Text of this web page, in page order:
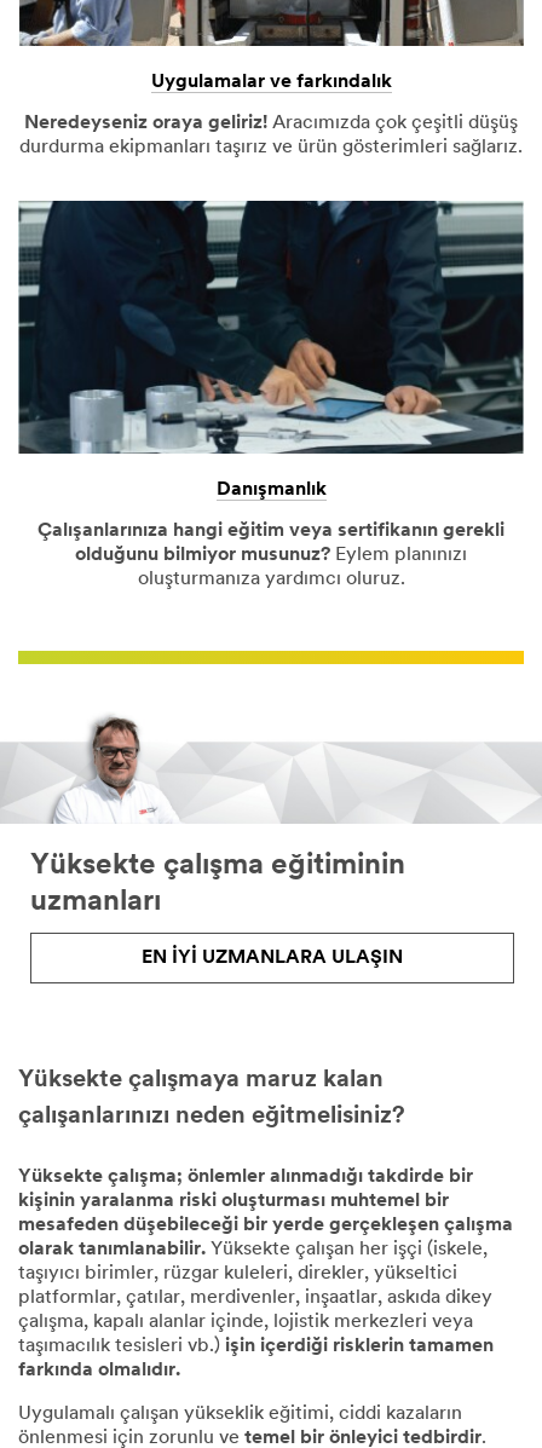
Uygulamalar ve farkındalık
Neredeyseniz oraya geliriz! Aracımızda çok çeşitli düşüş
durdurma ekipmanları taşırız ve ürün gösterimleri sağlarız.
Danışmanlık
Çalışanlarınıza hangi eğitim veya sertifikanın gerekli
olduğunu bilmiyor musunuz? Eylem planınızı
oluşturmanıza yardımcı oluruz.
Yüksekte çalışma eğitiminin
uzmanları
EN İYİ UZMANLARA ULAŞIN
Yüksekte çalışmaya maruz kalan
çalışanlarınızı neden eğitmelisiniz?
Yüksekte çalışma; önlemler alınmadığı takdirde bir
kişinin yaralanma riski oluşturması muhtemel bir
mesafeden düşebileceği bir yerde gerçekleşen çalışma
olarak tanımlanabilir. Yüksekte çalışan her işçi (iskele,
taşıyıcı birimler, rüzgar kuleleri, direkler, yükseltici
platformlar, çatılar, merdivenler, inşaatlar, askıda dikey
çalışma, kapalı alanlar içinde, lojistik merkezleri veya
taşımacılık tesisleri vb.) işin içerdiği risklerin tamamen
farkında olmalıdır.
Uygulamalı çalışan yükseklik eğitimi, ciddi kazaların
önlenmesi için zorunlu ve temel bir önleyici tedbirdir.